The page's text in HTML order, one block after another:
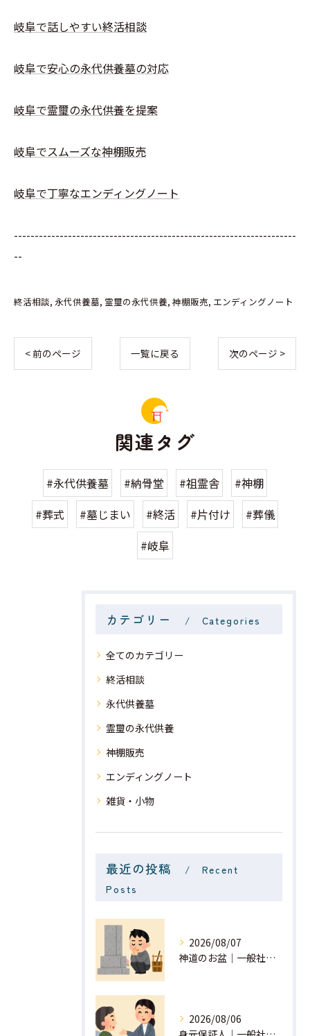
岐阜で話しやすい終活相談
岐阜で安心の永代供養墓の対応
岐阜で霊璽の永代供養を提案
岐阜でスムーズな神棚販売
岐阜で丁寧なエンディングノート
--------------------------------------------------------------------
--
終活相談 永代供養墓 霊璽の永代供養 神棚販売 エンディングノート
< 前のページ 一覧に戻る 次のページ >
関連タグ
#永代供養墓 #納骨堂 #祖霊舎
#神棚
#葬式
#墓じまい #終活 #片付け
#葬儀
#岐阜
カテゴリー Categories
全てのカテゴリー
終活相談
永代供養墓
霊璽の永代供養
神棚販売
エンディングノート
雑貨・小物
最近の投稿
Recent
Posts
2026/08/07
神道のお盆｜一般社団法人 星月
2026/08/06